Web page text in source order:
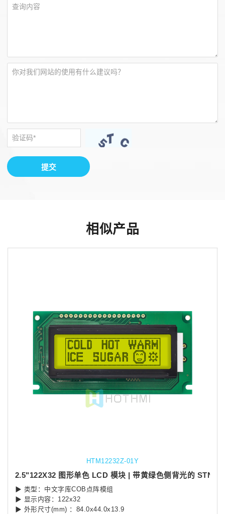
提交
相似产品
HTM12232Z-01Y
2.5"122X32 图形单色 LCD 模块 | 带黄绿色侧背光的 STN+
▶ 类型：中文字库COB点阵模组
▶ 显示内容：122x32
▶ 外形尺寸(mm) ：84.0x44.0x13.9